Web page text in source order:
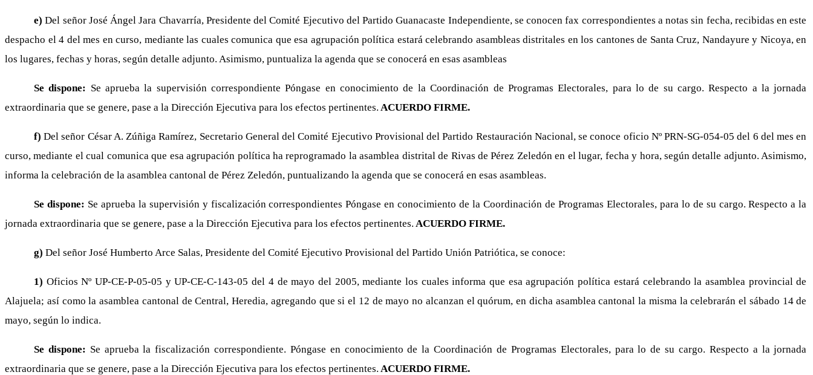
e)Del señor José Ángel Jara Chavarría, Presidente del Comité Ejecutivo del Partido Guanacaste Independiente, se conocen fax correspondientes a notas sin fecha, recibidas en este
despacho el 4 del mes en curso, mediante las cuales comunica que esa agrupación política estará celebrando asambleas distritales en los cantones de Santa Cruz, Nandayure y Nicoya, en
los lugares, fechas y horas, según detalle adjunto. Asimismo, puntualiza la agenda que se conocerá en esas asambleas
Se dispone: Se aprueba la supervisión correspondiente Póngase en conocimiento de la Coordinación de Programas Electorales, para lo de su cargo. Respecto a la jornada
extraordinaria que se genere, pase a la Dirección Ejecutiva para los efectos pertinentes. ACUERDO FIRME.
f)Del señor César A. Zúñiga Ramírez, Secretario General del Comité Ejecutivo Provisional del Partido Restauración Nacional, se conoce oficio Nº PRN-SG-054-05 del 6 del mes en
curso, mediante el cual comunica que esa agrupación política ha reprogramado la asamblea distrital de Rivas de Pérez Zeledón en el lugar, fecha y hora, según detalle adjunto. Asimismo,
informa la celebración de la asamblea cantonal de Pérez Zeledón, puntualizando la agenda que se conocerá en esas asambleas.
Se dispone: Se aprueba la supervisión y fiscalización correspondientes Póngase en conocimiento de la Coordinación de Programas Electorales, para lo de su cargo. Respecto a la
jornada extraordinaria que se genere, pase a la Dirección Ejecutiva para los efectos pertinentes. ACUERDO FIRME.
g) Del señor José Humberto Arce Salas, Presidente del Comité Ejecutivo Provisional del Partido Unión Patriótica, se conoce:
1) Oficios Nº UP-CE-P-05-05 y UP-CE-C-143-05 del 4 de mayo del 2005, mediante los cuales informa que esa agrupación política estará celebrando la asamblea provincial de
Alajuela; así como la asamblea cantonal de Central, Heredia, agregando que si el 12 de mayo no alcanzan el quórum, en dicha asamblea cantonal la misma la celebrarán el sábado 14 de
mayo, según lo indica.
Se dispone: Se aprueba la fiscalización correspondiente. Póngase en conocimiento de la Coordinación de Programas Electorales, para lo de su cargo. Respecto a la jornada
extraordinaria que se genere, pase a la Dirección Ejecutiva para los efectos pertinentes. ACUERDO FIRME.